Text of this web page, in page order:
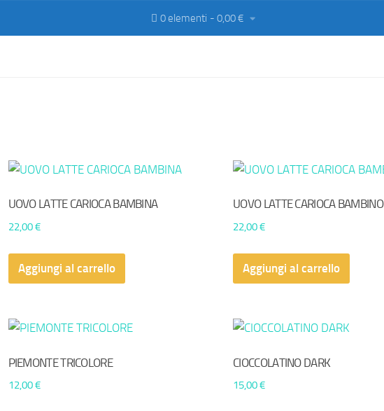
0 elementi 0,00 €
UOVO LATTE CARIOCA BAMBINA
22,00€
Aggiungi al carrello
UOVO LATTE CARIOCA BAMBINO
22,00€
Aggiungi al carrello
PIEMONTE TRICOLORE
12,00€
CIOCCOLATINO DARK
15,00€